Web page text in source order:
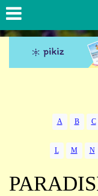
A B C
L M N